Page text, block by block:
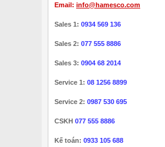
Email: info@hamesco.com
Sales 1: 0934 569 136
Sales 2: 077 555 8886
Sales 3: 0904 68 2014
Service 1: 08 1256 8899
Service 2: 0987 530 695
CSKH 077 555 8886
Kế toán: 0933 105 688